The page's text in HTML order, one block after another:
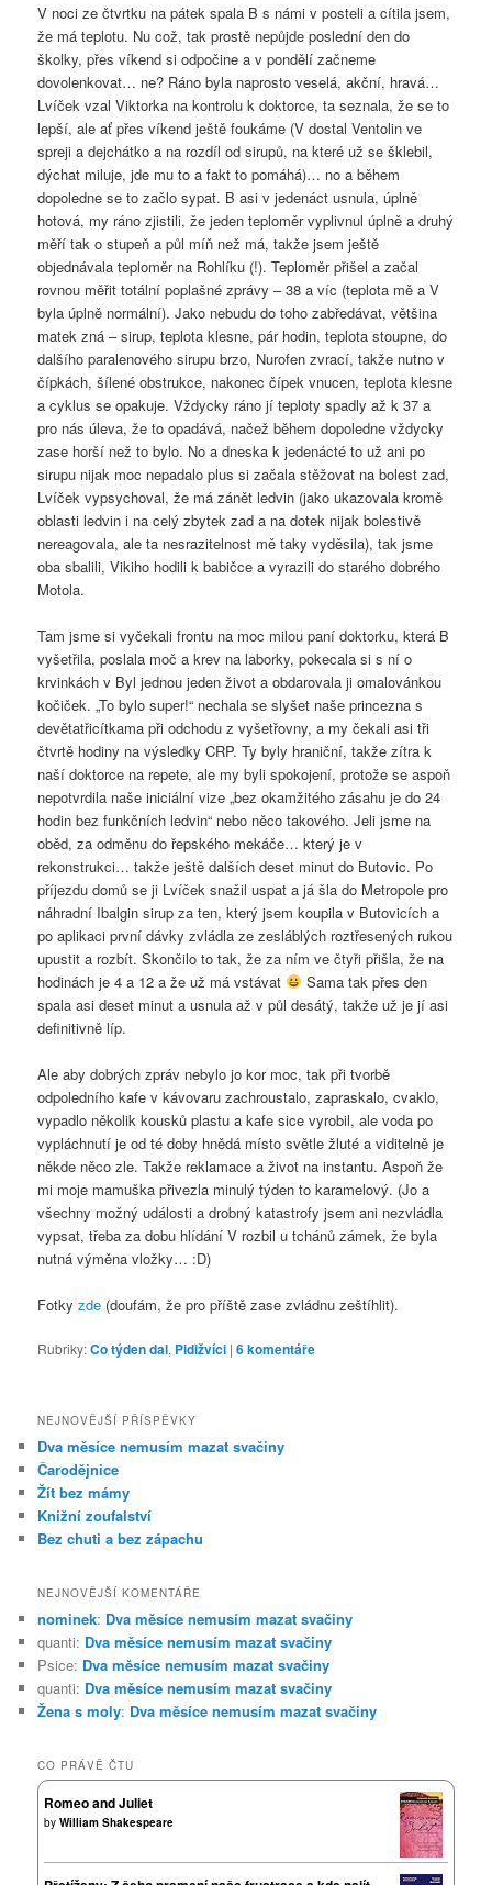
V noci ze čtvrtku na pátek spala B s námi v posteli a cítila jsem,
že má teplotu. Nu což, tak prostě nepůjde poslední den do
školky, přes víkend si odpočine a v pondělí začneme
dovolenkovat… ne? Ráno byla naprosto veselá, akční, hravá…
Lvíček vzal Viktorka na kontrolu k doktorce, ta seznala, že se to
lepší, ale ať přes víkend ještě foukáme (V dostal Ventolin ve
spreji a dejchátko a na rozdíl od sirupů, na které už se šklebil,
dýchat miluje, jde mu to a fakt to pomáhá)… no a během
dopoledne se to začlo sypat. B asi v jedenáct usnula, úplně
hotová, my ráno zjistili, že jeden teploměr vyplivnul úplně a druhý
měří tak o stupeň a půl míň než má, takže jsem ještě
objednávala teploměr na Rohlíku (!). Teploměr přišel a začal
rovnou měřit totální poplašné zprávy – 38 a víc (teplota mě a V
byla úplně normální). Jako nebudu do toho zabředávat, většina
matek zná – sirup, teplota klesne, pár hodin, teplota stoupne, do
dalšího paralenového sirupu brzo, Nurofen zvrací, takže nutno v
čípkách, šílené obstrukce, nakonec čípek vnucen, teplota klesne
a cyklus se opakuje. Vždycky ráno jí teploty spadly až k 37 a
pro nás úleva, že to opadává, načež během dopoledne vždycky
zase horší než to bylo. No a dneska k jedenácté to už ani po
sirupu nijak moc nepadalo plus si začala stěžovat na bolest zad,
Lvíček vypsychoval, že má zánět ledvin (jako ukazovala kromě
oblasti ledvin i na celý zbytek zad a na dotek nijak bolestivě
nereagovala, ale ta nesrazitelnost mě taky vyděsila), tak jsme
oba sbalili, Vikiho hodili k babičce a vyrazili do starého dobrého
Motola.
Tam jsme si vyčekali frontu na moc milou paní doktorku, která B
vyšetřila, poslala moč a krev na laborky, pokecala si s ní o
krvinkách v Byl jednou jeden život a obdarovala ji omalovánkou
kočiček. „To bylo super!“ nechala se slyšet naše princezna s
devětatřicítkama při odchodu z vyšetřovny, a my čekali asi tři
čtvrtě hodiny na výsledky CRP. Ty byly hraniční, takže zítra k
naší doktorce na repete, ale my byli spokojení, protože se aspoň
nepotvrdila naše iniciální vize „bez okamžitého zásahu je do 24
hodin bez funkčních ledvin“ nebo něco takového. Jeli jsme na
oběd, za odměnu do řepského mekáče… který je v
rekonstrukci… takže ještě dalších deset minut do Butovic. Po
příjezdu domů se ji Lvíček snažil uspat a já šla do Metropole pro
náhradní Ibalgin sirup za ten, který jsem koupila v Butovicích a
po aplikaci první dávky zvládla ze zesláblých roztřesených rukou
upustit a rozbít. Skončilo to tak, že za ním ve čtyři přišla, že na
hodinách je 4 a 12 a že už má vstávat
Sama tak přes den
spala asi deset minut a usnula až v půl desátý, takže už je jí asi
definitivně líp.
Ale aby dobrých zpráv nebylo jo kor moc, tak při tvorbě
odpoledního kafe v kávovaru zachroustalo, zapraskalo, cvaklo,
vypadlo několik kousků plastu a kafe sice vyrobil, ale voda po
vypláchnutí je od té doby hnědá místo světle žluté a viditelně je
někde něco zle. Takže reklamace a život na instantu. Aspoň že
mi moje mamuška přivezla minulý týden to karamelový. (Jo a
všechny možný události a drobný katastrofy jsem ani nezvládla
vypsat, třeba za dobu hlídání V rozbil u tchánů zámek, že byla
nutná výměna vložky… :D)
Fotkyzde (doufám, že pro příště zase zvládnu zeštíhlit).
Rubriky:Co týden dal, Pidižvíci |6komentáře
NEJNOVĚJŠÍ PŘÍSPĚVKY
Dva měsíce nemusím mazat svačiny
Čarodějnice
Žít bez mámy
Knižní zoufalství
Bez chuti a bez zápachu
NEJNOVĚJŠÍ KOMENTÁŘE
nominek: Dva měsíce nemusím mazat svačiny
quanti: Dva měsíce nemusím mazat svačiny
Psice: Dva měsíce nemusím mazat svačiny
quanti: Dva měsíce nemusím mazat svačiny
Žena s moly: Dva měsíce nemusím mazat svačiny
CO PRÁVĚ ČTU
Romeo and Juliet
byWilliam Shakespeare